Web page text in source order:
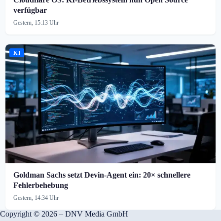
verfügbar
Gestern, 15:13 Uhr
KI
Goldman Sachs setzt Devin-Agent ein: 20× schnellere
Fehlerbehebung
Gestern, 14:34 Uhr
Copyright © 2026 – DNV Media GmbH